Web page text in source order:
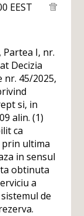
EEST
I, nr.
Decizia
nr. 45/2025,
si, in
alin. (1)
ca
prin ultima
in sensul
obtinuta
a
de